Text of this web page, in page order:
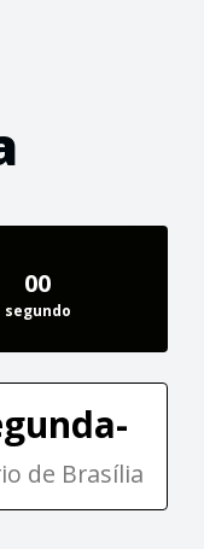
00
segundo
de Brasília